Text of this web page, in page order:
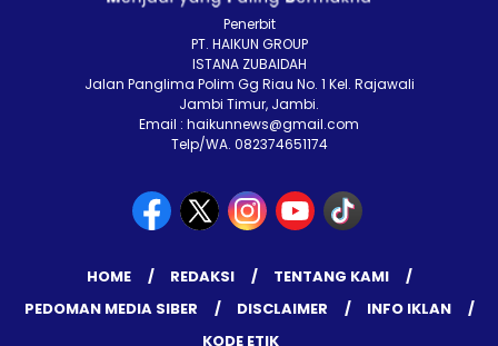
Penerbit
PT. HAIKUN GROUP
ISTANA ZUBAIDAH
Jalan Panglima Polim Gg Riau No. 1 Kel. Rajawali
Jambi Timur, Jambi.
Email : haikunnews@gmail.com
Telp/WA. 082374651174
HOME REDAKSI
TENTANG KAMI
PEDOMAN MEDIA SIBER
DISCLAIMER
INFO IKLAN
KODE ETIK